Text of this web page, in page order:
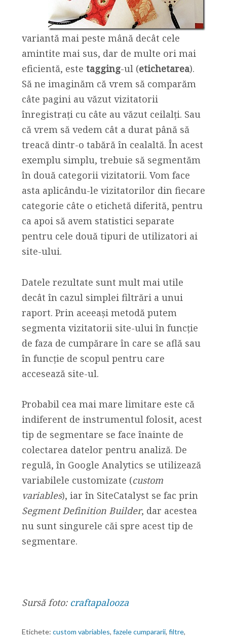
variantă mai peste mână decât cele
amintite mai sus, dar de multe ori mai
eficientă, este tagging-ul (etichetarea).
Să ne imaginăm că vrem să comparăm
câte pagini au văzut vizitatorii
înregistrați cu câte au văzut ceilalți. Sau
că vrem să vedem cât a durat până să
treacă dintr-o tabără în cealaltă. În acest
exemplu simplu, trebuie să segmentăm
în două categorii vizitatorii. Vom face
asta aplicându-le vizitatorilor din fiecare
categorie câte o etichetă diferită, pentru
ca apoi să avem statistici separate
pentru cele două tipuri de utilizatori ai
site-ului.
Datele rezultate sunt mult mai utile
decât în cazul simplei filtrări a unui
raport. Prin aceeași metodă putem
segmenta vizitatorii site-ului în funcție
de faza de cumpărare în care se află sau
în funcție de scopul pentru care
accesează site-ul.
Probabil cea mai mare limitare este că
indiferent de instrumentul folosit, acest
tip de segmentare se face înainte de
colectarea datelor pentru analiză. De
regulă, în Google Analytics se utilizează
variabilele customizate (custom
variables), iar în SiteCatalyst se fac prin
Segment Definition Builder, dar acestea
nu sunt singurele căi spre acest tip de
segmentare.
Sursă foto: craftapalooza
Etichete: custom vabriables, fazele cumpararii, filtre,